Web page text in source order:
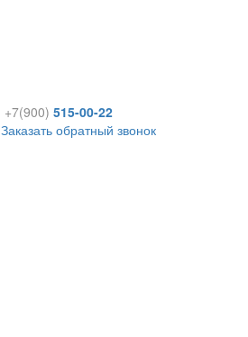
+7(900) 515-00-22
Заказать обратный звонок